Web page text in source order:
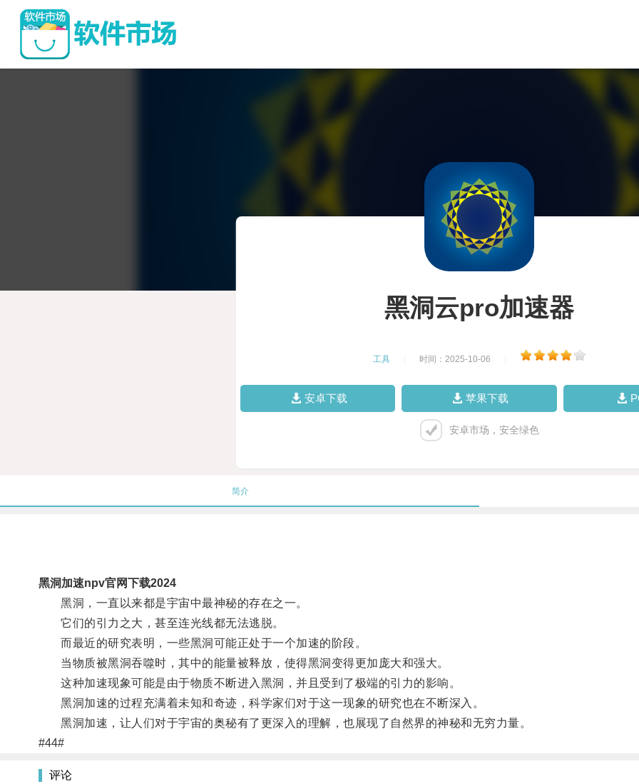
黑洞云pro加速器
工具 时间：2025-10-06
安卓下载 苹果下载
安卓市场，安全绿色
简介
黑洞加速npv官网下载2024
黑洞，一直以来都是宇宙中最神秘的存在之一。
它们的引力之大，甚至连光线都无法逃脱。
而最近的研究表明，一些黑洞可能正处于一个加速的阶段。
当物质被黑洞吞噬时，其中的能量被释放，使得黑洞变得更加庞大和强大。
这种加速现象可能是由于物质不断进入黑洞，并且受到了极端的引力的影响。
黑洞加速的过程充满着未知和奇迹，科学家们对于这一现象的研究也在不断深入。
黑洞加速，让人们对于宇宙的奥秘有了更深入的理解，也展现了自然界的神秘和无穷力量。
#44#
评论